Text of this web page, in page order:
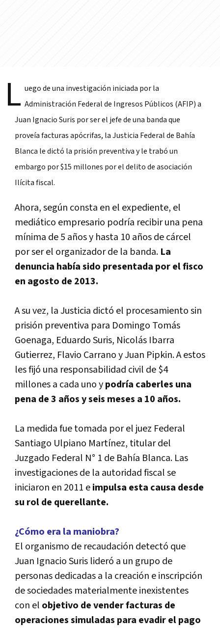
L uego de una investigación iniciada por la
Administración Federal de Ingresos Públicos (AFIP) a
Juan Ignacio Suris por ser el jefe de una banda que
proveía facturas apócrifas, la Justicia Federal de Bahía
Blanca le dictó la prisión preventiva y le trabó un
embargo por $15 millones por el delito de asociación
Ilícita fiscal.
Ahora, según consta en el expediente, el
mediático empresario podría recibir una pena
mínima de 5 años y hasta 10 años de cárcel
por ser el organizador de la banda. La
denuncia había sido presentada por el fisco
en agosto de 2013.
A su vez, la Justicia dictó el procesamiento sin
prisión preventiva para Domingo Tomás
Goenaga, Eduardo Suris, Nicolás Ibarra
Gutierrez, Flavio Carrano y Juan Pipkin. A estos
les fijó una responsabilidad civil de $4
millones a cada uno ypodría caberles una
pena de 3 años y seis meses a 10 años.
La medida fue tomada por el juez Federal
Santiago Ulpiano Martínez, titular del
Juzgado Federal N° 1 de Bahía Blanca. Las
investigaciones de la autoridad fiscal se
iniciaron en 2011 eimpulsa esta causa desde
su rol de querellante.
¿Cómo era la maniobra?
El organismo de recaudación detectó que
Juan Ignacio Suris lideró a un grupo de
personas dedicadas a la creación e inscripción
de sociedades materialmente inexistentes
con el objetivo de vender facturas de
operaciones simuladas para evadir el pago